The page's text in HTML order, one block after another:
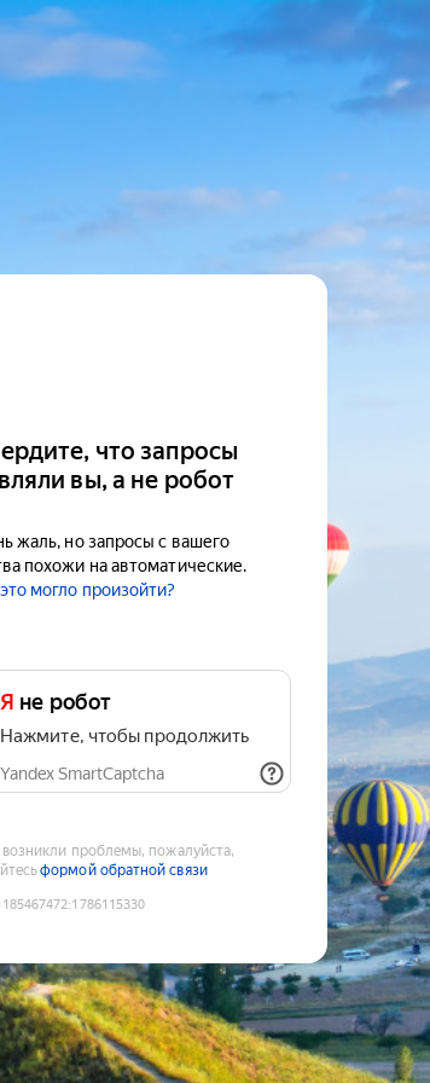
что запросы
вы, а не робот
жаль, но запросы с вашего
похожи на автоматические.
могло произойти?
Я не робот
Нажмите, чтобы продолжить
Yandex SmartCaptcha
возникли проблемы, пожалуйста,
формой обратной связи
:1786115330